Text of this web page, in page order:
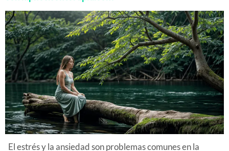
El estrés y la ansiedad son problemas comunes en la